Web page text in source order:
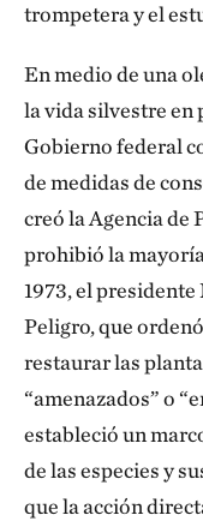
trompetera y el
En medio de una
la vida silvestre en
Gobierno federal
de medidas de
creó la Agencia de
prohibió la
1973, el
Peligro, que
restaurar las
“amenazados” o
estableció un
de las especies y
que la acción